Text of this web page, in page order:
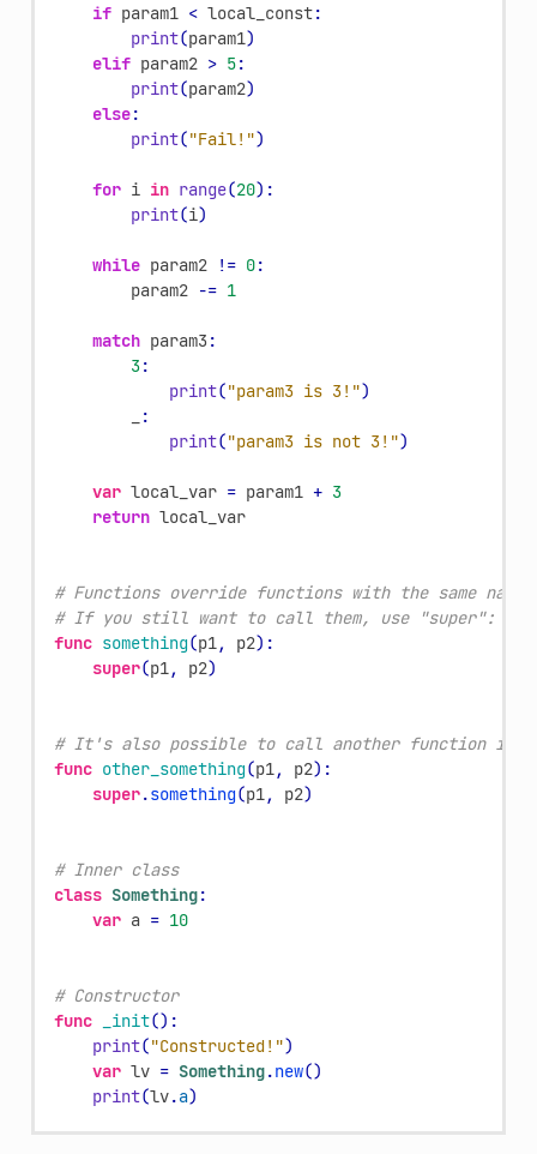
if param1 < local_const:
print(param1)
elif param2 > 5:
print(param2)
else:
print("Fail!")
for i in range(20):
print(i)
while param2 != 0:
param2 -= 1
match param3 :
3:
print("param3 is 3!")
:
print("param3 is not 3!")
var local_var = param1 + 3
return local_var
# Functions override functions with the same
# If you still want to call them, use "super":
func something(p1, p2):
super(p1, p2)
# It's also possible to call another function in
func other_something(p1, p2):
super.something(p1, p2)
# Inner class
class Something:
var a = 10
# Constructor
func
_init():
print("Constructed!")
var lv = Something.new()
print(lv.a)